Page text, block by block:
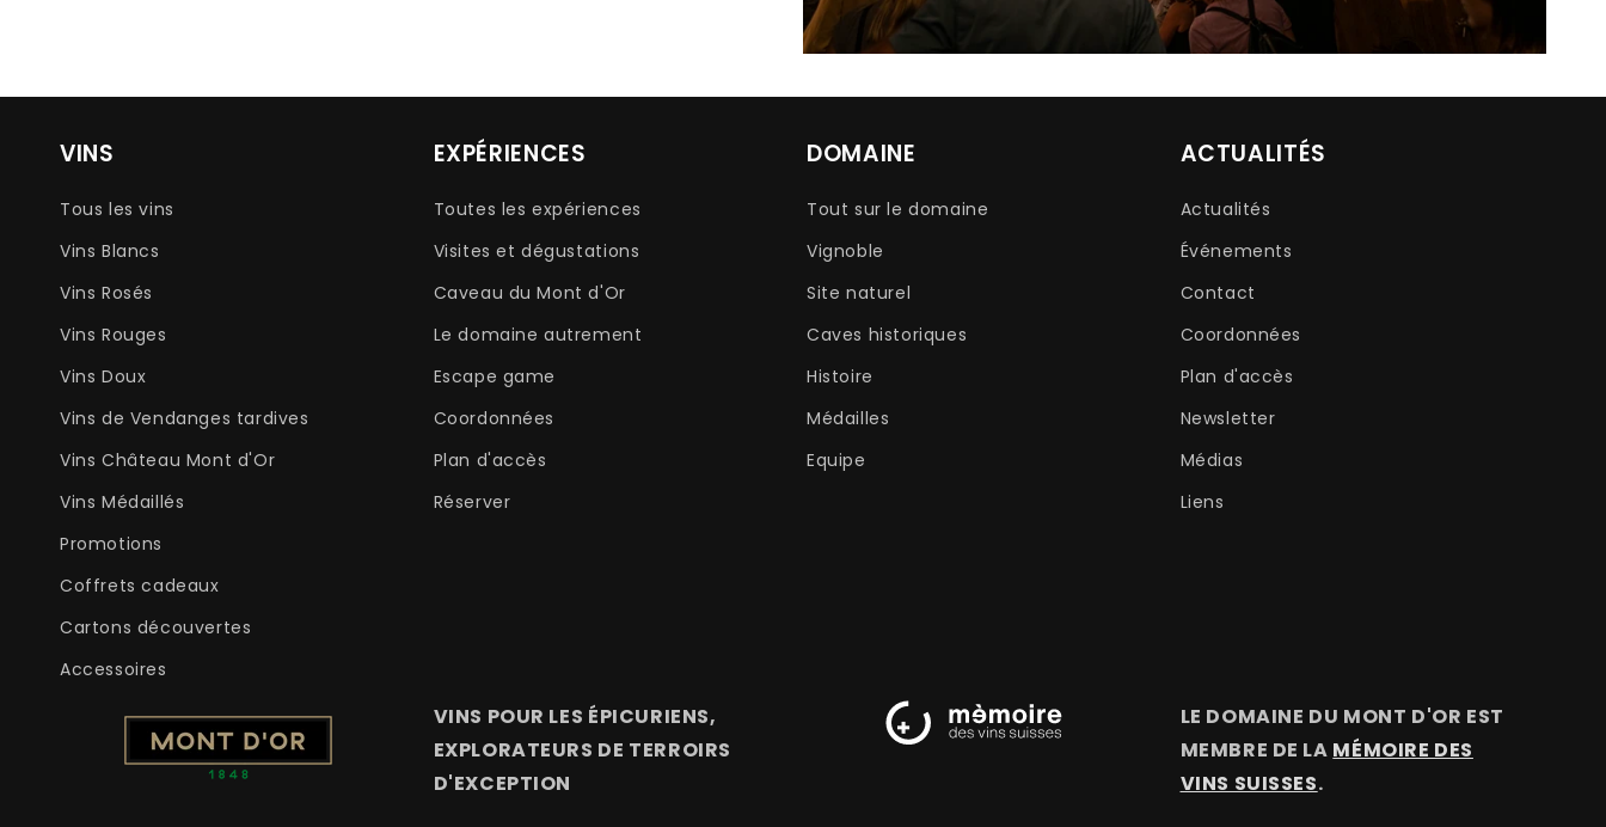
VINS
Tous les vins
Vins Blancs
Vins Rosés
Vins Rouges
Vins Doux
Vins de Vendanges tardives
Vins Château Mont d'Or
Vins Médaillés
Promotions
Coffrets cadeaux
Cartons découvertes
Accessoires
EXPÉRIENCES
Toutes les expériences
Visites et dégustations
Caveau du Mont d'Or
Le domaine autrement
Escape game
Coordonnées
Plan d'accès
Réserver
DOMAINE
Tout sur le domaine
Vignoble
Site naturel
Caves historiques
Histoire
Médailles
Equipe
ACTUALITÉS
Actualités
Événements
Contact
Coordonnées
Plan d'accès
Newsletter
Médias
Liens
VINS POUR LES ÉPICURIENS,
EXPLORATEURS DE TERROIRS
D'EXCEPTION
LE DOMAINE DU MONT D'OR EST
MEMBRE DE LA MÉMOIRE DES
VINS SUISSES.